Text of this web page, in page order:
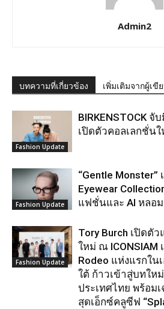
Admin2
บทความที่เกี่ยวข้อง เพิ่มเติมจากผู้เขี
Fashion Update
BIRKENSTOCK จั
เปิดตัวคอลเลกชั่นใ
Fashion Update
“Gentle Monster”
Eyewear
แฟชั่นและ AI หลอ
Fashion Update
Tory Burch เปิดตั
ใหม่ ณ ICONSIAM
Rodeo แห่งแรกใน
ใต้ ก้าวเข้าสู่บทให
ประเทศไทย พร้อม
สุดเอ็กซ์คลูซีฟ